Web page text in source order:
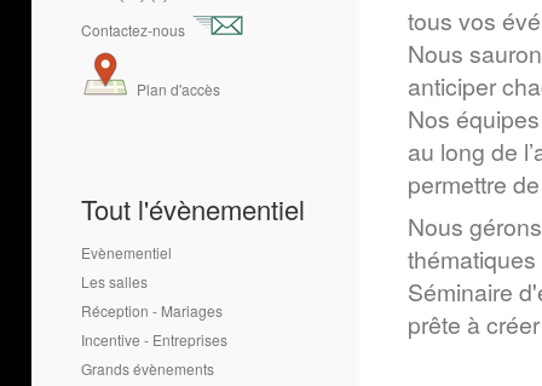
Contactez-nous
Plan d'accès
Tout l'évènementiel
Evènementiel
Les salles
Réception - Mariages
Incentive - Entreprises
Grands évènements
tous vos
Nous
anticiper
Nos
au long de
permettre
Nous
thématiques
Séminaire
prête à